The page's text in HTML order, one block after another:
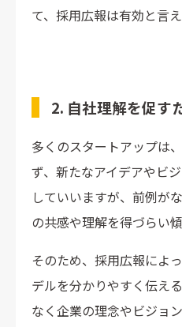
て、採用広報は有効と言え
2. 自社理解を促す
多くのスタートアップは
ず、新たなアイデアやビ
していいますが、前例が
の共感や理解を得づらい
そのため、採用広報によ
デルを分かりやすく伝え
なく企業の理念やビジョ